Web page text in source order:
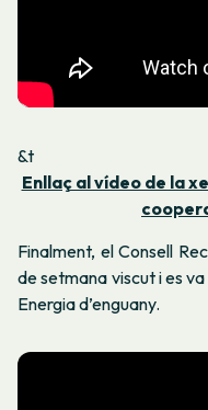
&t
Enllaç al vídeo de la
Finalment, el Consell
de setmana viscut i es
Energia d’enguany.